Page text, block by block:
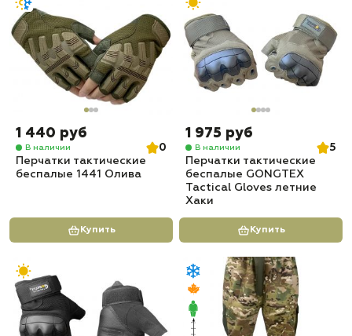
1 440 руб
В наличии
0
Перчатки тактические
беспалые 1441 Олива
Купить
1 975 руб
В наличии
5
Перчатки тактические
беспалые GONGTEX
Tactical Gloves летние
Хаки
Купить